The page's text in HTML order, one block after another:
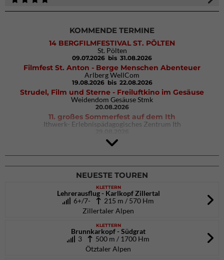
KOMMENDE TERMINE
14 BERGFILMFESTIVAL ST. PÖLTEN
St. Pölten
09.07.2026 bis 31.08.2026
Filmfest St. Anton - Berge Menschen Abenteuer
Arlberg WellCom
19.08.2026 bis 22.08.2026
Strudel, Film und Sterne - Freiluftkino im Gesäuse
Weidendom Gesäuse Stmk
20.08.2026
11. großes Sommerfest auf dem Ith
Ithwerk- Erlebnispädagogisches Zentrum Ith
4Blocs KIDS 2026
DAV Kletter- & Boulderzentrum München Süd (Thalkirchen)
26.09.2026
NEUESTE TOUREN
KLETTERN
Lehrerausflug - Karlkopf Zillertal
6+/7-
215 m / 570 Hm
Zillertaler Alpen
KLETTERN
Brunnkarkopf - Südgrat
3
500 m / 1700 Hm
Ötztaler Alpen